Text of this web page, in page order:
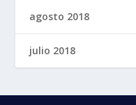
agosto 2018
julio 2018